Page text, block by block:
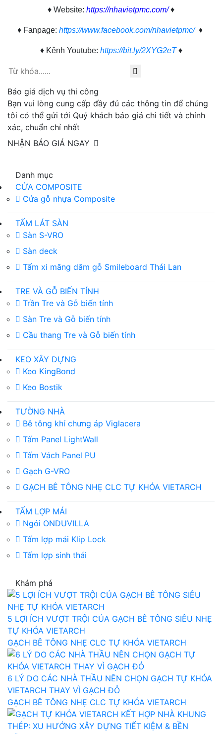
♦ Website: https://nhavietpmc.com/♦
♦ Fanpage: https://www.facebook.com/nhavietpmc/ ♦
♦ Kênh Youtube: https://bit.ly/2XYG2eT ♦
Báo giá dịch vụ thi công
Bạn vui lòng cung cấp đầy đủ các thông tin để chúng
tôi có thể gửi tới Quý khách báo giá chi tiết và chính
xác, chuẩn chỉ nhất
NHẬN BÁO GIÁ NGAY
Danh mục
CỬA COMPOSITE
Cửa gỗ nhựa Composite
TẤM LÁT SÀN
Sàn S-VRO
Sàn deck
Tấm xi măng dăm gỗ Smileboard Thái Lan
TRE VÀ GỖ BIẾN TÍNH
Trần Tre và Gỗ biến tính
Sàn Tre và Gỗ biến tính
Cầu thang Tre và Gỗ biến tính
KEO XÂY DỰNG
Keo KingBond
Keo Bostik
TƯỜNG NHÀ
Bê tông khí chưng áp Viglacera
Tấm Panel LightWall
Tấm Vách Panel PU
Gạch G-VRO
GẠCH BÊ TÔNG NHẸ CLC TỰ KHÓA VIETARCH
TẤM LỢP MÁI
Ngói ONDUVILLA
Tấm lợp mái Klip Lock
Tấm lợp sinh thái
Khám phá
5 LỢI ÍCH VƯỢT TRỘI CỦA GẠCH BÊ TÔNG SIÊU NHẸ
TỰ KHÓA VIETARCH
GẠCH BÊ TÔNG NHẸ CLC TỰ KHÓA VIETARCH
6 LÝ DO CÁC NHÀ THẦU NÊN CHỌN GẠCH TỰ KHÓA
VIETARCH THAY VÌ GẠCH ĐỎ
GẠCH BÊ TÔNG NHẸ CLC TỰ KHÓA VIETARCH